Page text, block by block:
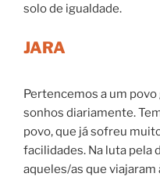
solo de igualdade.
JARA
Pertencemos a um
sonhos diariamente.
povo, que já sofreu
facilidades. Na luta pela
aqueles/as que viajaram